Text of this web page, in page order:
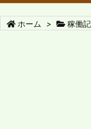
ホーム > 稼働